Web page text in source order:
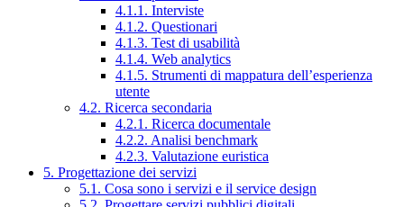
4.1.1. Interviste
4.1.2. Questionari
4.1.3. Test di usabilità
4.1.4. Web analytics
4.1.5. Strumenti di mappatura dell’esperienza
utente
4.2. Ricerca secondaria
4.2.1. Ricerca documentale
4.2.2. Analisi benchmark
4.2.3. Valutazione euristica
5. Progettazione dei servizi
5.1. Cosa sono i servizi e il service design